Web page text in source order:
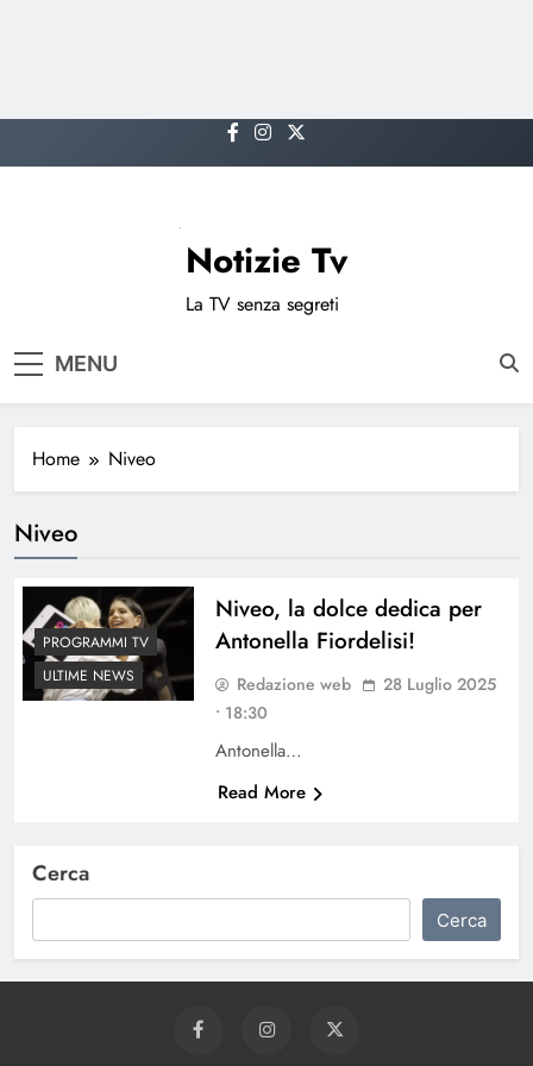
to
Notizie Tv
La TV senza segreti
MENU
Home Niveo
Niveo
PROGRAMMI TV
ULTIME NEWS
Niveo, la dolce dedica per
Antonella Fiordelisi!
Redazione web
28 Luglio 2025
• 18:30
Antonella…
Read More
Cerca
Cerca